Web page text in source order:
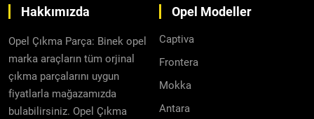
Hakkımızda
Opel Çıkma Parça: Binek opel
marka araçların tüm orjinal
çıkma parçalarını uygun
fiyatlarla mağazamızda
bulabilirsiniz. Opel Çıkma
Opel Modeller
Captiva
Frontera
Mokka
Antara